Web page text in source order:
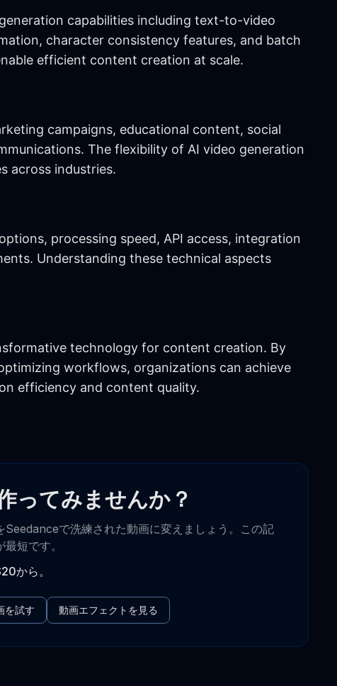
capabilities including text-to-video
character consistency features, and batch
efficient content creation at scale.
campaigns, educational content, social
The flexibility of AI video generation
across industries.
processing speed, API access, integration
Understanding these technical aspects
technology for content creation. By
workflows, organizations can achieve
efficiency and content quality.
ってみませんか？
で洗練された動画に変えましょう。この記
短です。
から。
を試す 動画エフェクトを見る